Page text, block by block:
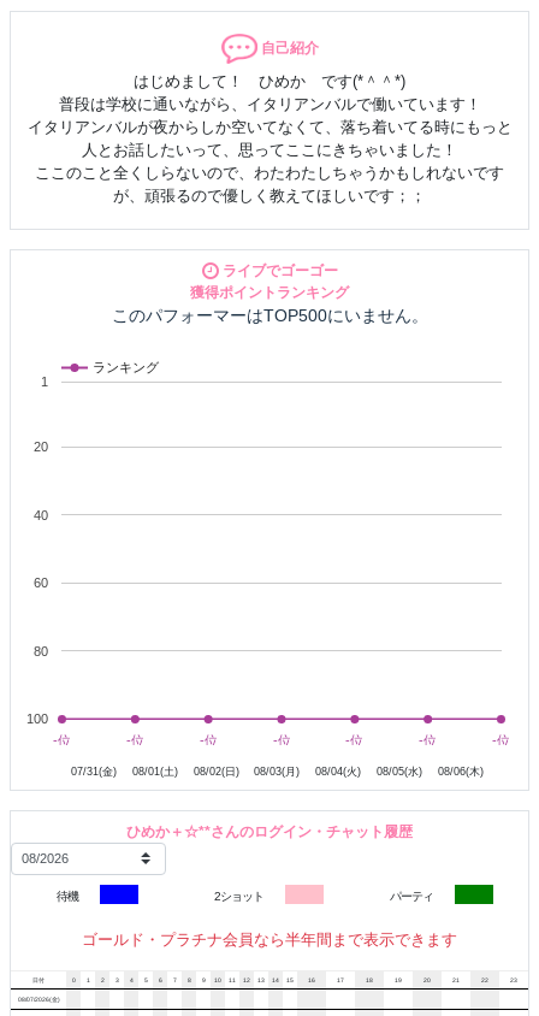
自己紹介
はじめまして！ ひめか です(*＾＾*)
普段は学校に通いながら、イタリアンバルで働いています！
イタリアンバルが夜からしか空いてなくて、落ち着いてる時にもっと
人とお話したいって、思ってここにきちゃいました！
ここのこと全くしらないので、わたわたしちゃうかもしれないです
が、頑張るので優しく教えてほしいです；；
ライブでゴーゴー
獲得ポイントランキング
このパフォーマーはTOP500にいません。
ランキング
1
20
40
60
80
100
-位
-位 -位
-位 -位
-位 -位
-位 -位
-位 -位
-位 -位
-位
07/31(金) 08/01(土) 08/02(日) 08/03(月) 08/04(火) 08/05(水) 08/06(木)
ひめか＋☆**さんのログイン・チャット履歴
待機 2ショット パーティ
ゴールド・プラチナ会員なら半年間まで表示できます
日付 0 1 2 3 4 5 6 7 8 9 10 11 12 13 14 15 16 17 18 19 20 21 22 23
08/07/2026(金)